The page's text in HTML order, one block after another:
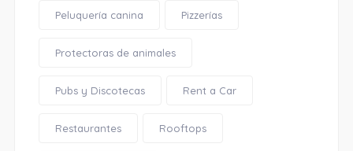
Peluquería canina Pizzerías
Protectoras de animales
Pubs y Discotecas Rent a Car
Restaurantes Rooftops